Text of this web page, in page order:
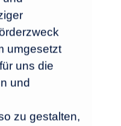
umgesetzt
uns die
und
zu gestalten,